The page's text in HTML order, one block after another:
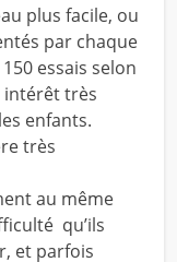
plus facile, ou
par chaque
essais selon
intérêt très
enfants.
très
au même
qu’ils
et parfois